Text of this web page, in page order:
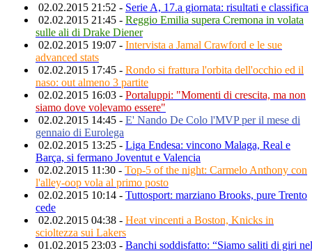
02.02.2015 21:52 - Serie A, 17.a giornata: risultati e classifica
02.02.2015 21:45 - Reggio Emilia supera Cremona in volata
sulle ali di Drake Diener
02.02.2015 19:07 - Intervista a Jamal Crawford e le sue
advanced stats
02.02.2015 17:45 - Rondo si frattura l'orbita dell'occhio ed il
naso: out almeno 3 partite
02.02.2015 16:03 - Portaluppi: "Momenti di crescita, ma non
siamo dove volevamo essere"
02.02.2015 14:45 - E' Nando De Colo l'MVP per il mese di
gennaio di Eurolega
02.02.2015 13:25 - Liga Endesa: vincono Malaga, Real e
Barça, si fermano Joventut e Valencia
02.02.2015 11:30 - Top-5 of the night: Carmelo Anthony con
l'alley-oop vola al primo posto
02.02.2015 10:14 - Tuttosport: marziano Brooks, pure Trento
cede
02.02.2015 04:38 - Heat vincenti a Boston, Knicks in
scioltezza sui Lakers
01.02.2015 23:03 - Banchi soddisfatto: “Siamo saliti di giri nel